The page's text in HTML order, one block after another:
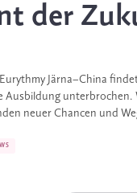
der
Järna–China
Ausbildung
neuer Chancen und